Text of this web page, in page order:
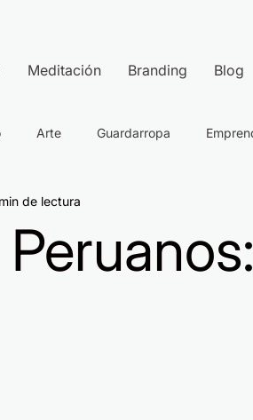
Meditación Branding Blog
Arte Guardarropa
de lectura